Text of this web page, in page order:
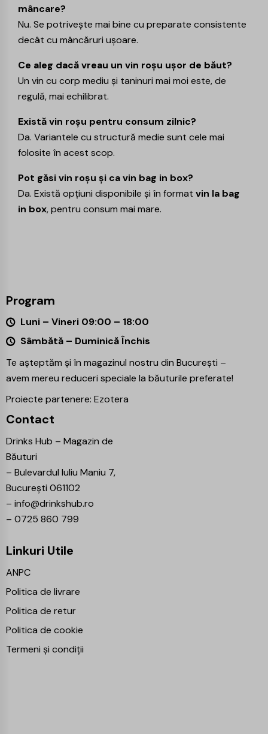
mâncare?
Nu. Se potrivește mai bine cu preparate consistente
decât cu mâncăruri ușoare.
Ce aleg dacă vreau un vin roșu ușor de băut?
Un vin cu corp mediu și taninuri mai moi este, de
regulă, mai echilibrat.
Există vin roșu pentru consum zilnic?
Da. Variantele cu structură medie sunt cele mai
folosite în acest scop.
Pot găsi vin roșu și ca vin bag in box?
Da. Există opțiuni disponibile și în format vin la bag
in box, pentru consum mai mare.
Program
Luni – Vineri 09:00 – 18:00
Sâmbătă – Duminică Închis
Te așteptăm și în magazinul nostru din București –
avem mereu reduceri speciale la băuturile preferate!
Proiecte partenere: Ezotera
Contact
Drinks Hub – Magazin de
Băuturi
– Bulevardul Iuliu Maniu 7,
București 061102
– info@drinkshub.ro
– 0725 860 799
Linkuri Utile
ANPC
Politica de livrare
Politica de retur
Politica de cookie
Termeni și condiții